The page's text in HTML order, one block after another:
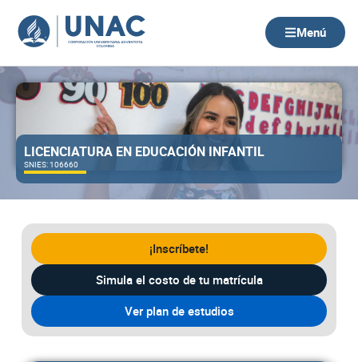
contenido
Menú
LICENCIATURA EN EDUCACIÓN INFANTIL
SNIES: 106660
Simula el costo de tu matrícula
Ver plan de estudios
¡Inscríbete!